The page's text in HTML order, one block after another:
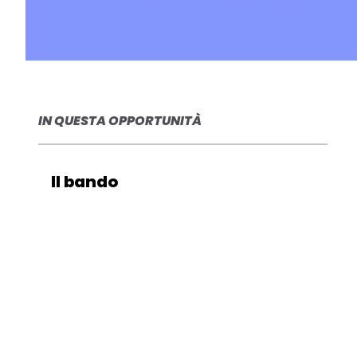
IN QUESTA OPPORTUNITÀ
Il bando